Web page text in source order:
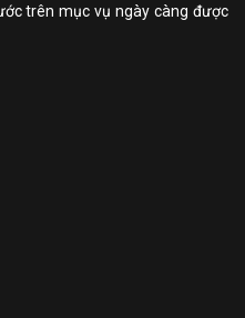
trên mục vụ ngày càng được